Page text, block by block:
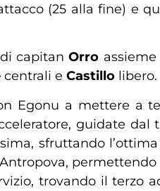
(25 alla fine) e
di capitanOrro assieme
centrali e Castillo libero.
Egonu a mettere a
guidate
sfruttando
trovando il terzo